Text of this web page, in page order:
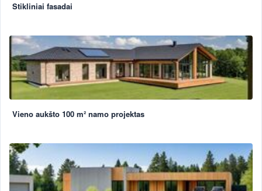
Stikliniai fasadai
Vieno aukšto 100 m² namo projektas